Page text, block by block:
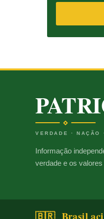
VERDADE · NAÇÃO
Informação
verdade e os
🇧🇷 Brasil